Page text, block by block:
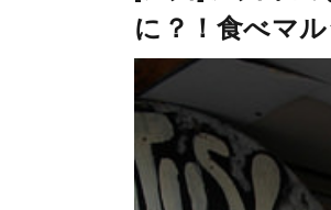
に？！食べマ